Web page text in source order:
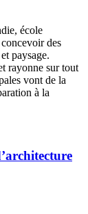
école
des
paysage.
rayonne sur tout
vont de la
à la